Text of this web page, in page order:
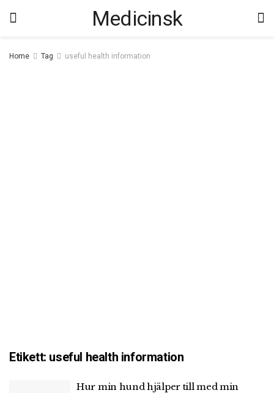
Medicinsk
Home Tag useful health information
Etikett: useful health information
Hur min hund hjälper till med min